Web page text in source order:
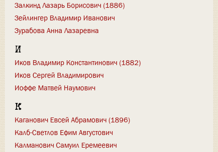
Залкинд Лазарь Борисович (1886)
Зейлингер Владимир Иванович
Зурабова Анна Лазаревна
И
Иков Владимир Константинович (1882)
Иков Сергей Владимирович
Иоффе Матвей Наумович
К
Каганович Евсей Абрамович (1896)
Калб-Светлов Ефим Августович
Калманович Самуил Еремеевич